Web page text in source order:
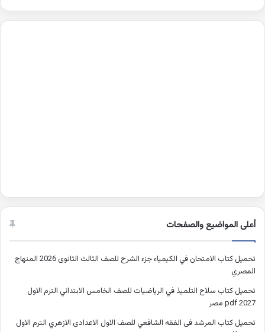
أعلى المواضيع والصفحات
تحميل كتاب الامتحان في الكيمياء جزء الشرح للصف الثالث الثانوى 2026 المنهاج
المصري
تحميل كتاب سلاح التلميذ في الرياضيات للصف الخامس الابتدائي الترم الاول
2027 pdf مصر
تحميل كتاب المرشد فى الفقه الشافعي للصف الاول الاعدادى الازهري الترم الاول